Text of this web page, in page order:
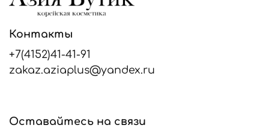
Контакты
+7(4152)41-41-91
zakaz.aziaplus@yandex.ru
Оставайтесь на связи